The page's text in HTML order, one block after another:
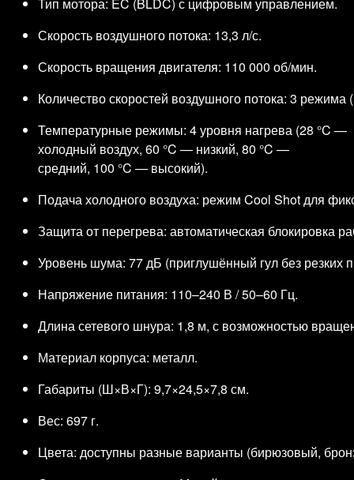
Скорость воздушного потока: 13,3 л/с.
Скорость вращения двигателя: 110 000 об/мин.
Количество скоростей воздушного потока: 3 режима
Температурные режимы: 4 уровня нагрева (28 °C —
холодный воздух, 60 °C — низкий, 80 °C —
средний, 100 °C — высокий).
Подача холодного воздуха: режим Cool Shot для
Защита от перегрева: автоматическая блокировка
Уровень шума: 77 дБ (приглушённый гул без резких
Напряжение питания: 110–240 В / 50–60 Гц.
Длина сетевого шнура: 1,8 м, с возможностью
Материал корпуса: металл.
Габариты (Ш×В×Г): 9,7×24,5×7,8 см.
Вес: 697 г.
Цвета: доступны разные варианты (бирюзовый,